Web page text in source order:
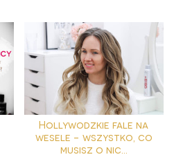
Hollywodzkie fale na
wesele - wszystko, co
musisz o nic...